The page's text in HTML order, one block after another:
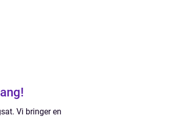
Vi bringer en